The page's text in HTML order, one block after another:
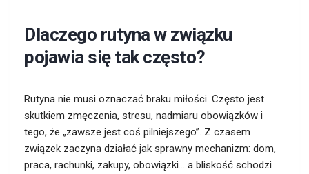
Dlaczego rutyna w związku
pojawia się tak często?
Rutyna nie musi oznaczać braku miłości. Często jest
skutkiem zmęczenia, stresu, nadmiaru obowiązków i
tego, że „zawsze jest coś pilniejszego”. Z czasem
związek zaczyna działać jak sprawny mechanizm: dom,
praca, rachunki, zakupy, obowiązki… a bliskość schodzi